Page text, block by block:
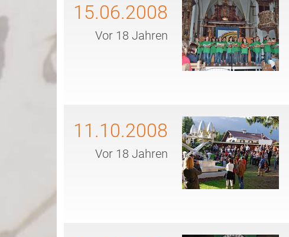
15.06.2008
Vor 18 Jahren
11.10.2008
Vor 18 Jahren